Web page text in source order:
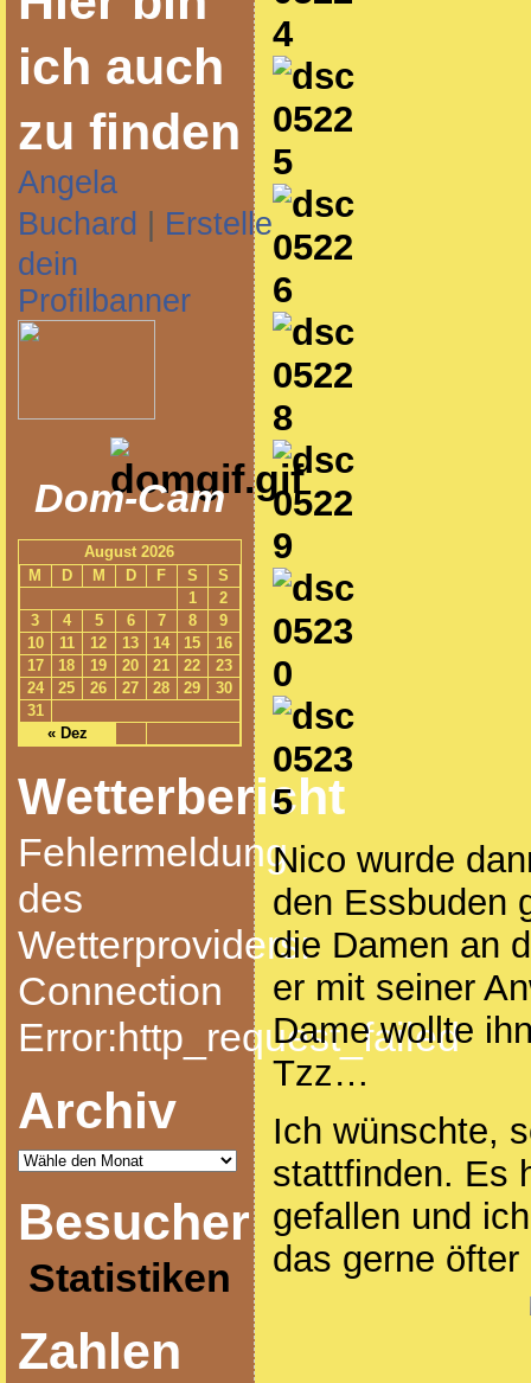
ich auch
zu finden
Angela
Buchard
Erstelle
dein
Profilbanner
Dom-Cam
August 2026
M
D M D F S S
« Dez
1
2
3
4 5 6 7 8
9
10
11 12 13 14 15
16
17
18 19 20 21 22
23
24
25 26 27 28 29
30
31
Wetterbericht
Fehlermeldung
des
Wetterproviders:
Connection
Error:http_request_failed
Archiv
Besucher
Statistiken
Zahlen
Nico wurde
den Essbuden
die Damen an
er mit seiner
Dame wollte
Tzz…
Ich wünschte,
stattfinden. Es
gefallen und
das gerne öfter